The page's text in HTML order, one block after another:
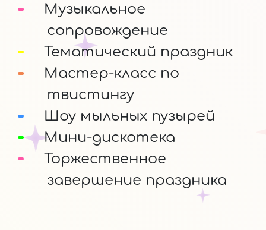
Музыкальное
сопровождение
Тематический праздник
Мастер-класс по
твистингу
Шоу мыльных пузырей
Мини-дискотека
Торжественное
завершение праздника